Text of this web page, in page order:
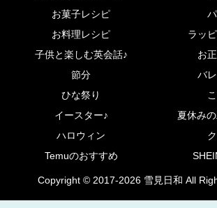
お菓子レシピ
お料理レシピ
ラッ
子供と楽しむ英会話♪
お
節分
バ
ひな祭り
イースター♪
夏休み
ハロウィン
Temuのおすすめ
Copyright © 2017-2026 雪見日和 All